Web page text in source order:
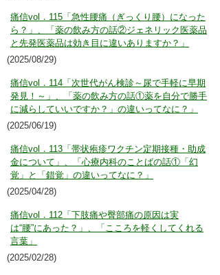
痛信vol．115「急性腰痛（ぎっくり腰）になった
ら？」、「薬の飲み方の話②ジェネリック医薬品
と先発医薬品は効き目に違いありますか？」
(2025/08/29)
痛信vol．114「次世代がん検診～尿で手軽に早期
発見！～」、「薬の飲み方の話①薬を自分で勝手
に減らしていいですか？」の違いってなに？」
(2025/06/19)
痛信vol．113「帯状疱疹ワクチン定期接種・助成
金について」、「心療内科のことばの話①「幻
覚」と「錯覚」の違いってなに？」
(2025/04/28)
痛信vol．112「下肢痛や臀部痛の原因は実
は“腰”にあった？」、「こころを軽くしてくれる
言葉」
(2025/02/28)